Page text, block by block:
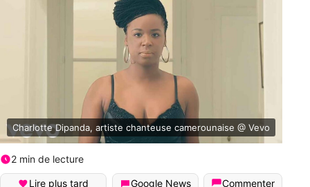
Charlotte Dipanda, artiste chanteuse camerounaise @ Vevo
2 min de lecture
Lire plus tard Google News
Commenter